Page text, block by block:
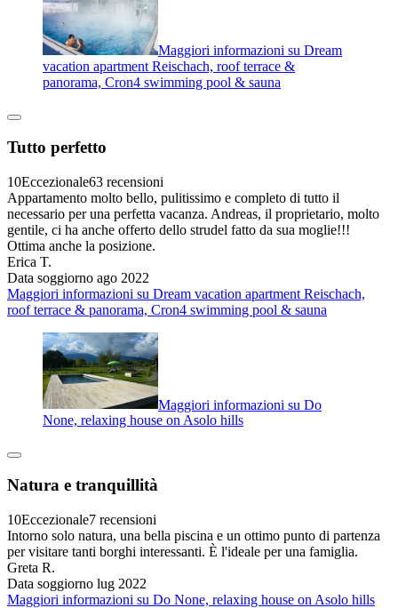
Maggiori informazioni su Dream
vacation apartment Reischach, roof terrace &
panorama, Cron4 swimming pool & sauna
Tutto perfetto
10Eccezionale63 recensioni
Appartamento molto bello, pulitissimo e completo di tutto il
necessario per una perfetta vacanza. Andreas, il proprietario, molto
gentile, ci ha anche offerto dello strudel fatto da sua moglie!!!
Ottima anche la posizione.
Erica T.
Data soggiorno ago 2022
Maggiori informazioni su Dream vacation apartment Reischach,
roof terrace & panorama, Cron4 swimming pool & sauna
Maggiori informazioni su Do
None, relaxing house on Asolo hills
Natura e tranquillità
10Eccezionale7 recensioni
Intorno solo natura, una bella piscina e un ottimo punto di partenza
per visitare tanti borghi interessanti. È l'ideale per una famiglia.
Greta R.
Data soggiorno lug 2022
Maggiori informazioni su Do None, relaxing house on Asolo hills